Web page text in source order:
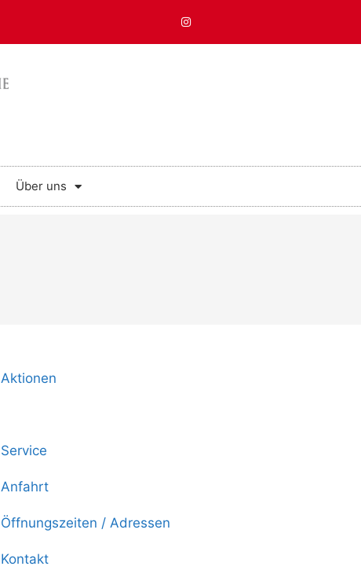
Über uns
Aktionen
Service
Anfahrt
Öffnungszeiten / Adressen
Kontakt